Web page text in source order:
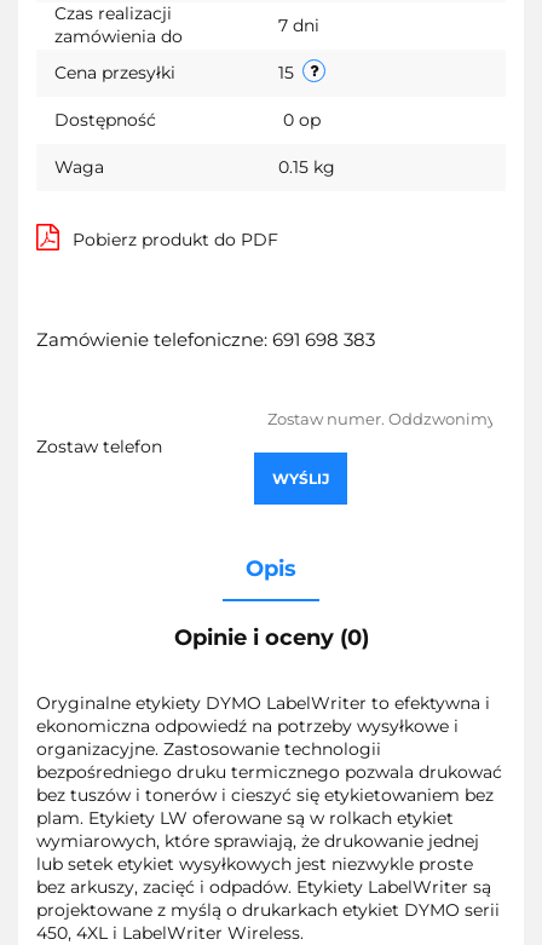
Czas realizacji
zamówienia do
7 dni
Cena przesyłki 15
Dostępność 0 op
Waga 0.15 kg
Pobierz produkt do PDF
Zamówienie telefoniczne: 691 698 383
Zostaw telefon
WYŚLIJ
Opis
Opinie i oceny (0)
Oryginalne etykiety DYMO LabelWriter to efektywna i
ekonomiczna odpowiedź na potrzeby wysyłkowe i
organizacyjne. Zastosowanie technologii
bezpośredniego druku termicznego pozwala drukować
bez tuszów i tonerów i cieszyć się etykietowaniem bez
plam. Etykiety LW oferowane są w rolkach etykiet
wymiarowych, które sprawiają, że drukowanie jednej
lub setek etykiet wysyłkowych jest niezwykle proste
bez arkuszy, zacięć i odpadów. Etykiety LabelWriter są
projektowane z myślą o drukarkach etykiet DYMO serii
450, 4XL i LabelWriter Wireless.